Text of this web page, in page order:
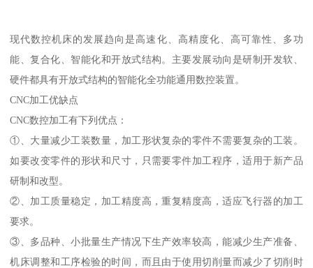
现代数控机床的发展趋向是高速化、高精度化、高可靠性、多功
能、复合化、智能化和开放式结构。主要发展动向是研制开发软、
硬件都具有开放式结构的智能化全功能通用数控装置。
CNC加工优缺点
CNC数控加工有下列优点：
①、大量减少工装数量，加工形状复杂的零件不需要复杂的工装。
如要改变零件的形状和尺寸，只需要零件加工程序，适用于新产品
研制和改型。
②、加工质量稳定，加工精度高，重复精度高，适应飞行器的加工
要求。
③、多品种、小批量生产情况下生产效率较高，能减少生产准备、
机床调整和工序检验的时间，而且由于使用切削量而减少了切削时